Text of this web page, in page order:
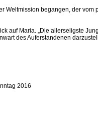
Weltmission begangen, der
auf Maria. „Die allerseligste
des Auferstandenen
2016